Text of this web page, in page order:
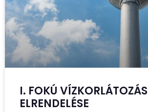
I. FOKÚ VÍZKORLÁTOZÁS
ELRENDELÉSE